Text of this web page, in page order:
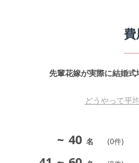
費
先輩花嫁が実際に結婚
どうやって平
~ 40 名 (0件)